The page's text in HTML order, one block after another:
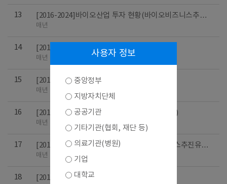
13
[2016-2024]바이오산업 투자 현황(바이오비즈니스추진
유형별)
매년
14 [2016-2024]지정업체 분포 (주력업종별)
매년
15 [2016-2024]연구직 인력 현황 (종사자규모별)
매년
16 [2016-2024]총 종사자 규모 분포 (주력업종별)
매년
17
[2016-2024]연구직 인력 현황 (바이오비즈니스추진유형
별)
매년
18 [2016-2024]설립년도 분포 (주력업종별)
사용자 정보
중앙정부
지방자치단체
공공기관
기타기관(협회, 재단 등)
의료기관(병원)
기업
대학교